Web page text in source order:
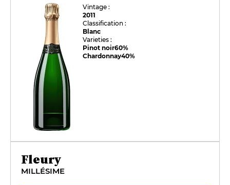
Vintage :
2011
Classification :
Blanc
Varieties :
Pinot noir60%
Chardonnay40%
Fleury
MILLÉSIME